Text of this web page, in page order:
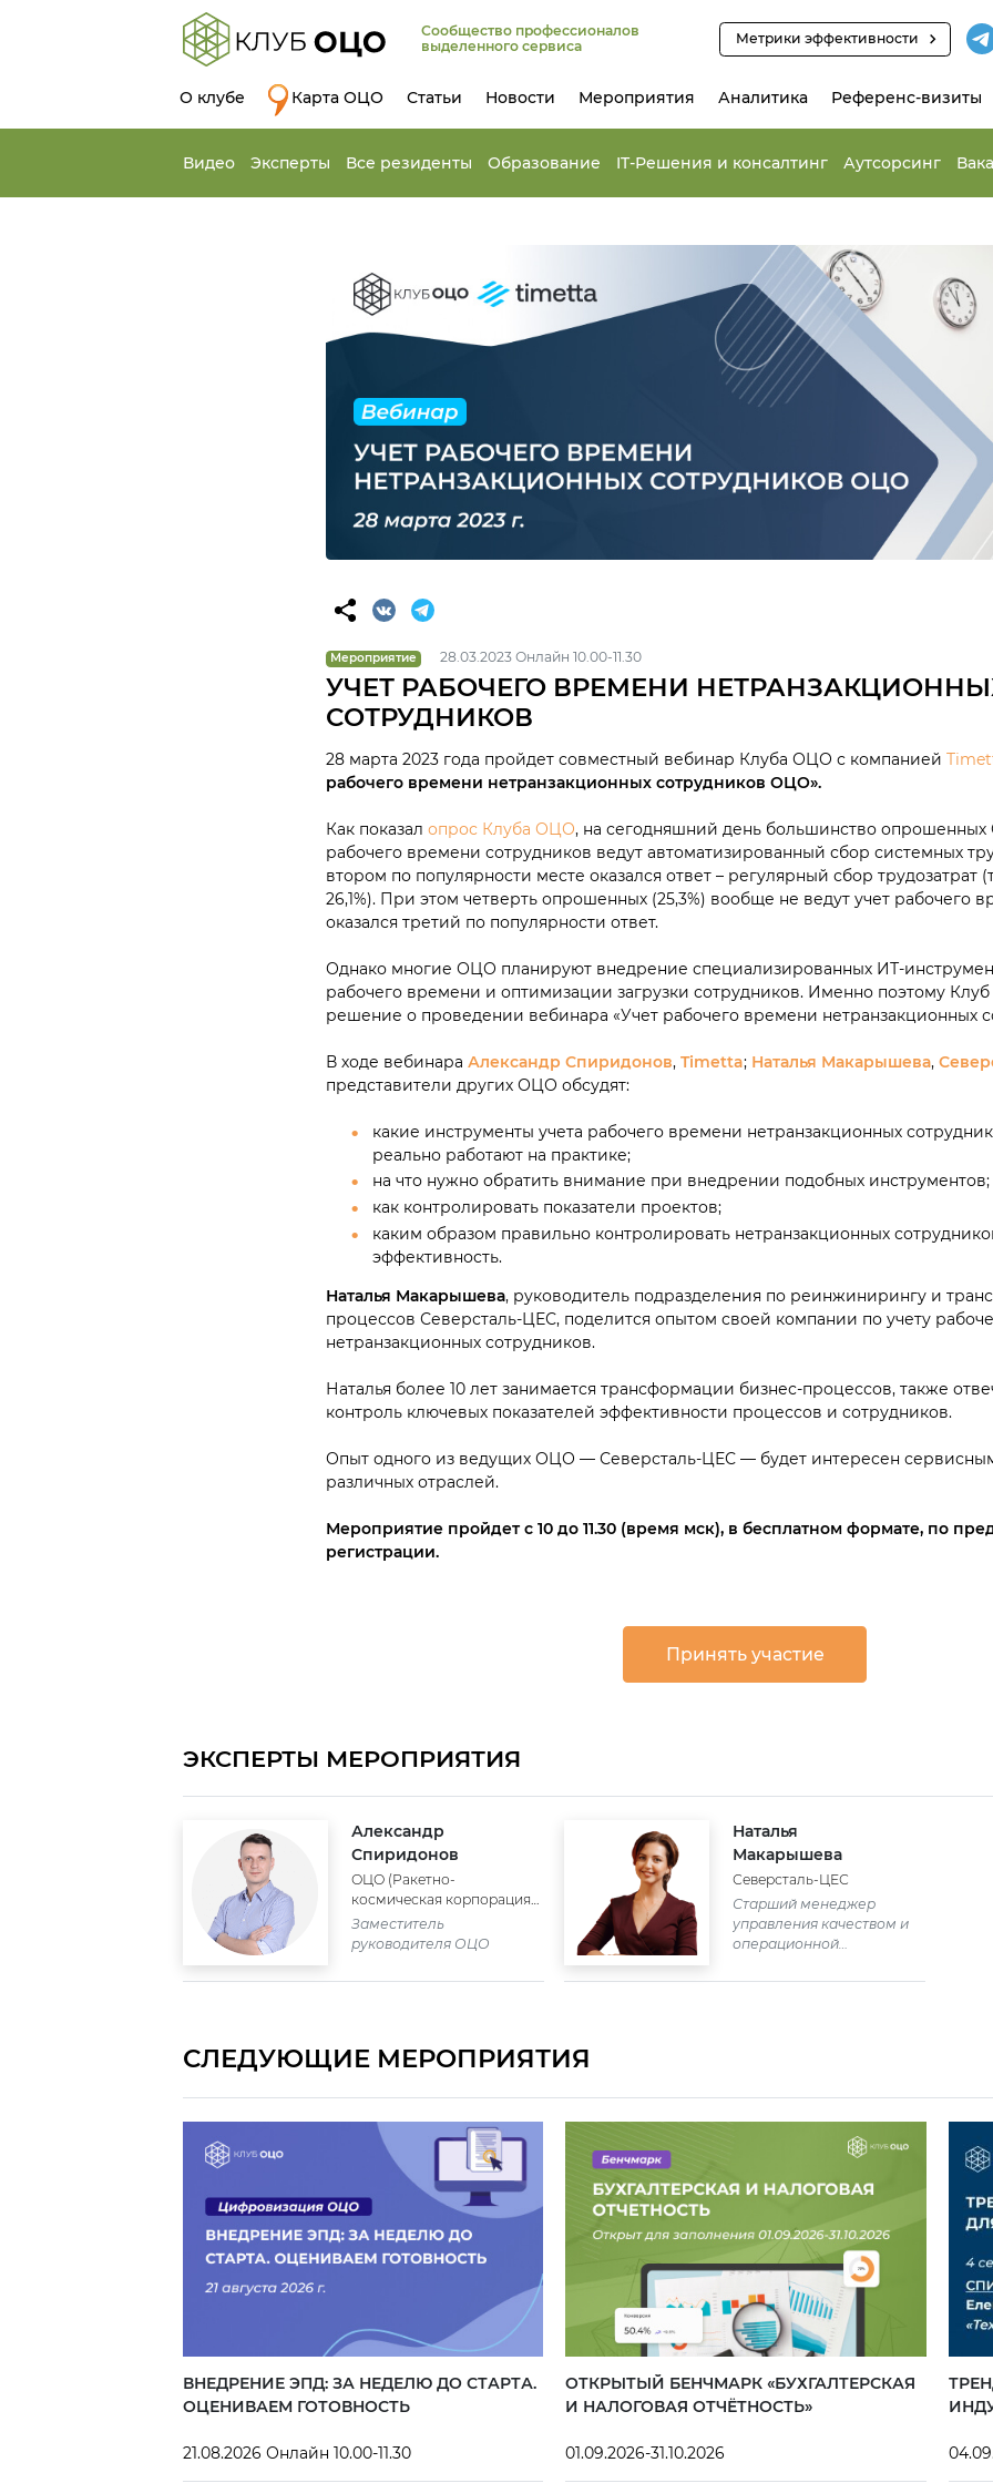
Сообщество профессионалов
выделенного сервиса
Метрики эффективности
О клубе Карта ОЦО Статьи Новости Мероприятия Аналитика Референс-визиты
Видео Эксперты Все резиденты Образование IT-Решения и консалтинг Аутсорсинг
Мероприятие 28.03.2023 Онлайн 10.00-11.30
УЧЕТ РАБОЧЕГО ВРЕМЕНИ
СОТРУДНИКОВ
28 марта 2023 года пройдет совместный вебинар Клуба ОЦО с компанией
рабочего времени нетранзакционных сотрудников ОЦО».
Как показал опрос Клуба ОЦО, на сегодняшний день большинство опрошенных
рабочего времени сотрудников ведут автоматизированный сбор системных
втором по популярности месте оказался ответ – регулярный сбор трудозатрат
26,1%). При этом четверть опрошенных (25,3%) вообще не ведут учет рабочего
оказался третий по популярности ответ.
Однако многие ОЦО планируют внедрение специализированных ИТ-
рабочего времени и оптимизации загрузки сотрудников. Именно поэтому
решение о проведении вебинара «Учет рабочего времени нетранзакционных
В ходе вебинара Александр Спиридонов, Timetta; Наталья Макарышева,
представители других ОЦО обсудят:
какие инструменты учета рабочего времени нетранзакционных
реально работают на практике;
на что нужно обратить внимание при внедрении подобных инструментов;
как контролировать показатели проектов;
каким образом правильно контролировать нетранзакционных
эффективность.
Наталья Макарышева, руководитель подразделения по реинжинирингу и
процессов Северсталь-ЦЕС, поделится опытом своей компании по учету
нетранзакционных сотрудников.
Наталья более 10 лет занимается трансформации бизнес-процессов, также
контроль ключевых показателей эффективности процессов и сотрудников.
Опыт одного из ведущих ОЦО — Северсталь-ЦЕС — будет интересен
различных отраслей.
Мероприятие пройдет с 10 до 11.30 (время мск), в бесплатном формате, по
регистрации.
Принять участие
ЭКСПЕРТЫ МЕРОПРИЯТИЯ
Александр
Спиридонов
ОЦО (Ракетно-
космическая корпорация
«Энергия»)
Заместитель
руководителя ОЦО
Наталья
Макарышева
Северсталь-ЦЕС
Старший менеджер
управления качеством и
операционной
СЛЕДУЮЩИЕ МЕРОПРИЯТИЯ
ВНЕДРЕНИЕ ЭПД: ЗА НЕДЕЛЮ ДО СТАРТА.
ОЦЕНИВАЕМ ГОТОВНОСТЬ
21.08.2026 Онлайн 10.00-11.30
ОТКРЫТЫЙ БЕНЧМАРК «БУХГАЛТЕРСКАЯ
И НАЛОГОВАЯ ОТЧЁТНОСТЬ»
01.09.2026-31.10.2026